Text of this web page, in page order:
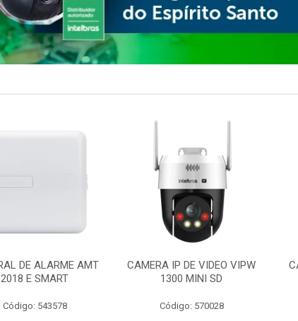
DE ALARME AMT
2018 E SMART
Código: 543578
CAMERA IP DE VIDEO VIPW
1300 MINI SD
Código: 570028